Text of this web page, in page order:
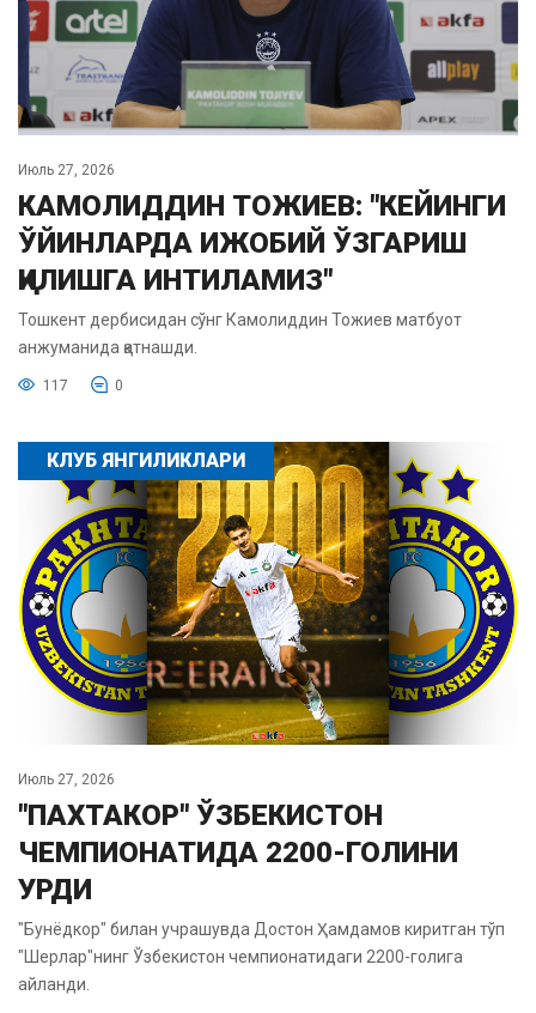
Июль 27, 2026
КАМОЛИДДИН ТОЖИЕВ: "КЕЙИНГИ
ЎЙИНЛАРДА ИЖОБИЙ ЎЗГАРИШ
ҚИЛИШГА ИНТИЛАМИЗ"
Тошкент дербисидан сўнг Камолиддин Тожиев матбуот
анжуманида қатнашди.
117 0
КЛУБ ЯНГИЛИКЛАРИ
Июль 27, 2026
"ПАХТАКОР" ЎЗБЕКИСТОН
ЧЕМПИОНАТИДА 2200-ГОЛИНИ
УРДИ
"Бунёдкор" билан учрашувда Достон Ҳамдамов киритган тўп
"Шерлар"нинг Ўзбекистон чемпионатидаги 2200-голига
айланди.